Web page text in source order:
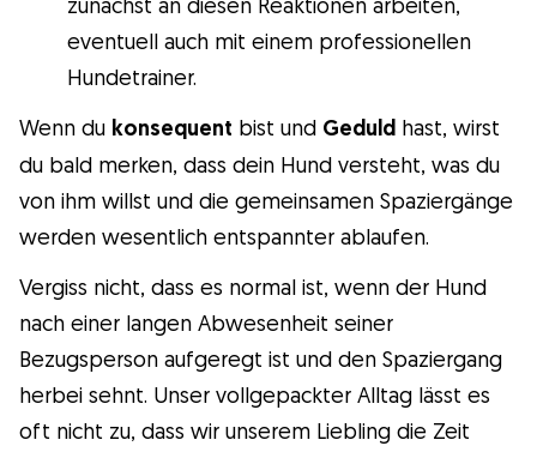
eventuell auch mit einem professionellen
Hundetrainer.
Wenn du konsequent bist und Geduld hast, wirst
du bald merken, dass dein Hund versteht, was du
von ihm willst und die gemeinsamen Spaziergänge
werden wesentlich entspannter ablaufen.
Vergiss nicht, dass es normal ist, wenn der Hund
nach einer langen Abwesenheit seiner
Bezugsperson aufgeregt ist und den Spaziergang
herbei sehnt. Unser vollgepackter Alltag lässt es
oft nicht zu, dass wir unserem Liebling die Zeit